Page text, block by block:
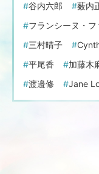
谷内六郎
薮内
フランシーヌ・
三村晴子
平尾香
加藤木
渡邉修
Jane